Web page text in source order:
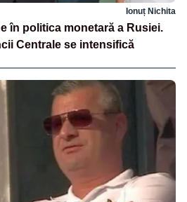
Ionuț Nichita
în politica monetară a Rusiei.
Centrale se intensifică